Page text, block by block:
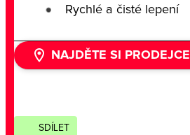
Rychlé a čisté lepení
NAJDĚTE SI PRODEJCE
SDÍLET